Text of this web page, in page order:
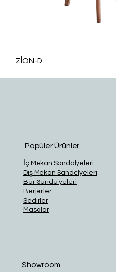
ZİON-D
Showroom
Popüler Ürünler
İç Mekan Sandalyeleri
Dış Mekan Sandalyeleri
Bar Sandalyeleri
Berjerler
Sedirler
Masalar